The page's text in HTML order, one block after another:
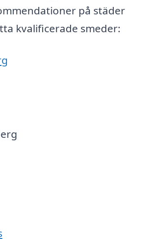
på städer
kvalificerade smeder: